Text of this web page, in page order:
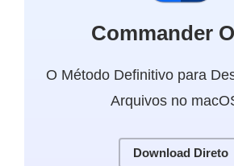
Commander
O Método Definitivo para
Arquivos no
Download Direto